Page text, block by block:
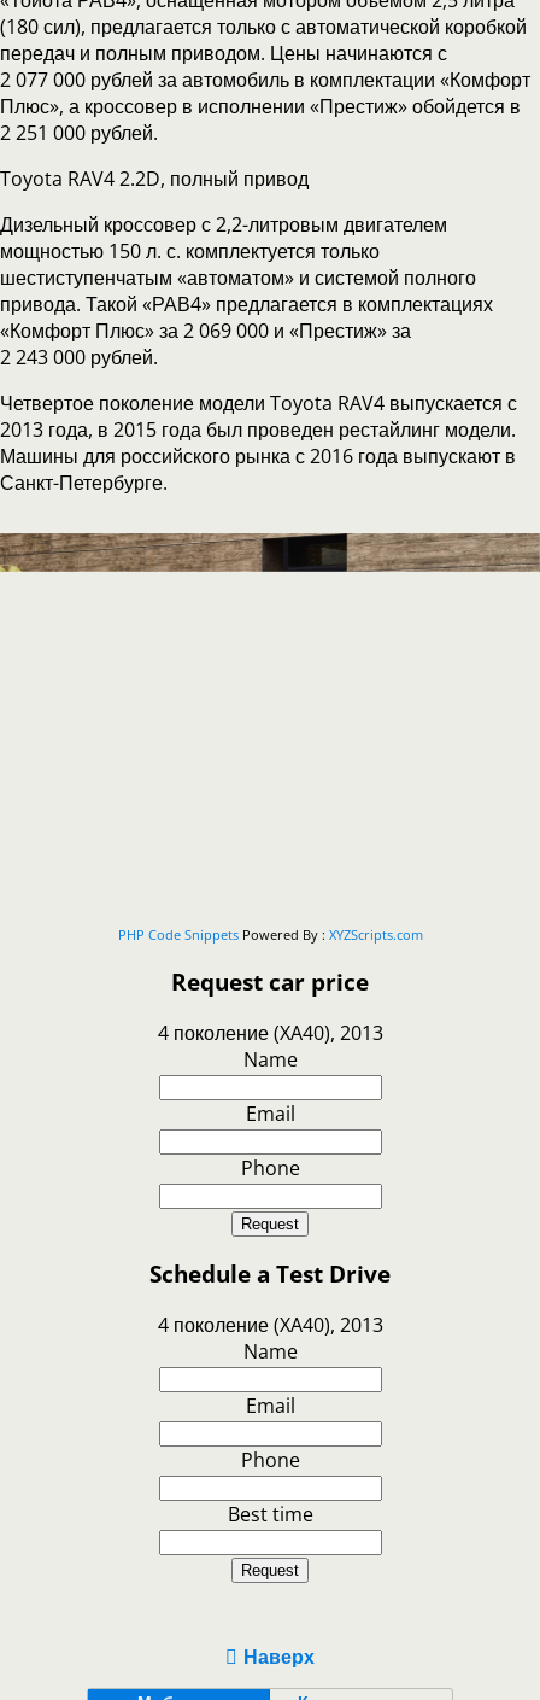
(180 сил), предлагается только с автоматической коробкой
передач и полным приводом. Цены начинаются с
2 077 000 рублей за автомобиль в комплектации «Комфорт
Плюс», а кроссовер в исполнении «Престиж» обойдется в
2 251 000 рублей.
Toyota RAV4 2.2D, полный привод
Дизельный кроссовер с 2,2-литровым двигателем
мощностью 150 л. с. комплектуется только
шестиступенчатым «автоматом» и системой полного
привода. Такой «РАВ4» предлагается в комплектациях
«Комфорт Плюс» за 2 069 000 и «Престиж» за
2 243 000 рублей.
Четвертое поколение модели Toyota RAV4 выпускается с
2013 года, в 2015 года был проведен рестайлинг модели.
Машины для российского рынка с 2016 года выпускают в
Санкт-Петербурге.
PHP Code SnippetsPowered By : XYZScripts.com
Request car price
4 поколение (XA40), 2013
Name
Email
Phone
Request
Schedule a Test Drive
4 поколение (XA40), 2013
Name
Email
Phone
Best time
Request
Наверх